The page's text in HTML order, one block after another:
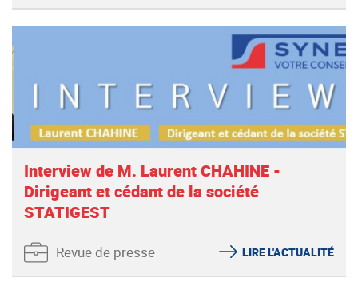
Interview de M. Laurent CHAHINE -
Dirigeant et cédant de la société
STATIGEST
Revue de presse LIRE L'ACTUALITÉ